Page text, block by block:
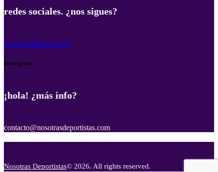
redes sociales. ¿nos sigues?
InstagramFacebookX
Instagram
¡hola! ¿más info?
contacto@nosotrasdeportistas.com
Nosotras Deportistas© 2026. All rights reserved.